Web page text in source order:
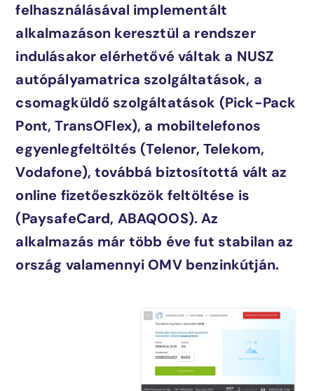
felhasználásával implementált
alkalmazáson keresztül a rendszer
indulásakor elérhetővé váltak a NUSZ
autópályamatrica szolgáltatások, a
csomagküldő szolgáltatások (Pick-Pack
Pont, TransOFlex), a mobiltelefonos
egyenlegfeltöltés (Telenor, Telekom,
Vodafone), továbbá biztosítottá vált az
online fizetőeszközök feltöltése is
(PaysafeCard, ABAQOOS). Az
alkalmazás már több éve fut stabilan az
ország valamennyi OMV benzinkútján.